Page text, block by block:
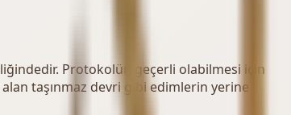
Protokolün geçerli olabilmesi için
taşınmaz devri gibi edimlerin yerine